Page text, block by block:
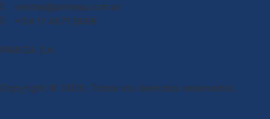
ventas@pimesa.com.ar
+54 11 4571 9096
PIMESA S.A.
Copyright © 2026. Todos los derechos reservados.